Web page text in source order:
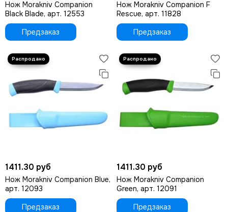
Нож Morakniv Companion
Black Blade, арт. 12553
Предзаказ
Нож Morakniv Companion F
Rescue, арт. 11828
Предзаказ
1411.30 руб
Нож Morakniv Companion Blue,
арт. 12093
Предзаказ
1411.30 руб
Нож Morakniv Companion
Green, арт. 12091
Предзаказ